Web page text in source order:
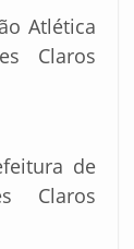
Atlética
Claros
de